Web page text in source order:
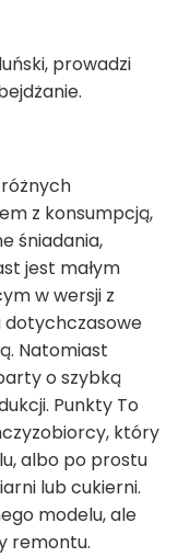
prowadzi
z konsumpcją,
śniadania,
jest małym
w wersji z
dotychczasowe
Natomiast
o szybką
Punkty To
który
albo po prostu
lub cukierni.
modelu, ale
remontu.